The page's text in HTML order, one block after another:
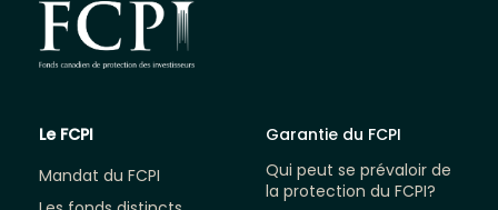
Le FCPI
Mandat du FCPI
Garantie du FCPI
Qui peut se prévaloir de
la protection du FCPI?